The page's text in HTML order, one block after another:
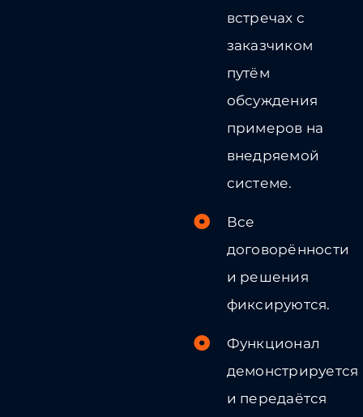
встречах с
заказчиком
путём
обсуждения
примеров на
внедряемой
системе.
Все
договорённости
и решения
фиксируются.
Функционал
демонстрируется
и передаётся